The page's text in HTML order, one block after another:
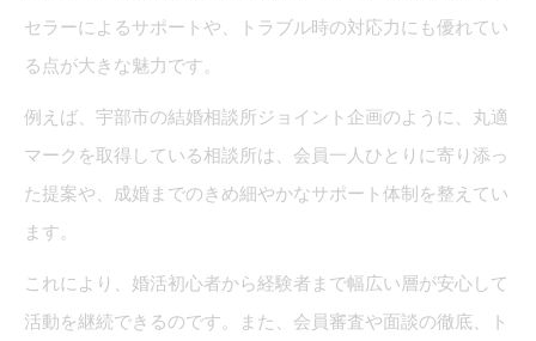
セラーによるサポートや、トラブル時の対応力にも優れてい
る点が大きな魅力です。
例えば、宇部市の結婚相談所ジョイント企画のように、丸適
マークを取得している相談所は、会員一人ひとりに寄り添っ
た提案や、成婚までのきめ細やかなサポート体制を整えてい
ます。
これにより、婚活初心者から経験者まで幅広い層が安心して
活動を継続できるのです。また、会員審査や面談の徹底、ト